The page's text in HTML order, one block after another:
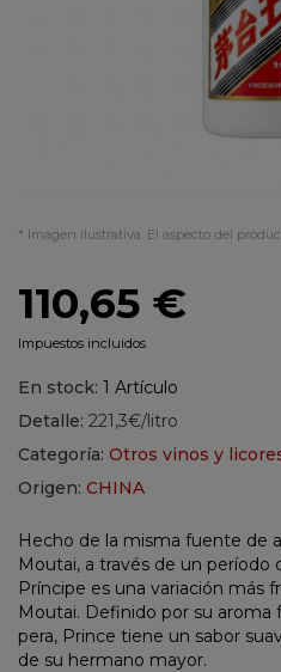
* Imagen ilustrativa. El aspecto del
110,65 €
Impuestos incluidos
En stock: 1 Artículo
Detalle: 221,3€/litro
Categoría: Otros vinos y
Origen: CHINA
Hecho de la misma fuente de
Moutai, a través de un período
Príncipe es una variación más
Moutai. Definido por su aroma
pera, Prince tiene un sabor
de su hermano mayor.